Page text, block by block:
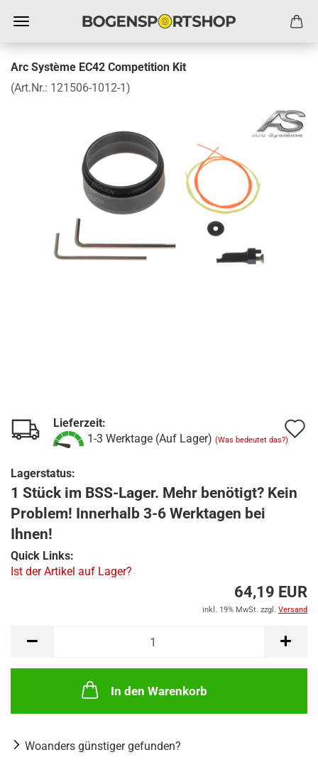
Arc Système EC42 Competition Kit
(Art.Nr.: 121506-1012-1)
Lieferzeit:
1-3 Werktage (Auf Lager) (Was bedeutet das?)
Lagerstatus:
1 Stück im BSS-Lager. Mehr benötigt? Kein
Problem! Innerhalb 3-6 Werktagen bei
Ihnen!
Quick Links:
Ist der Artikel auf Lager?
64,19 EUR
inkl. 19% MwSt. zzgl. Versand
In den Warenkorb
Woanders günstiger gefunden?